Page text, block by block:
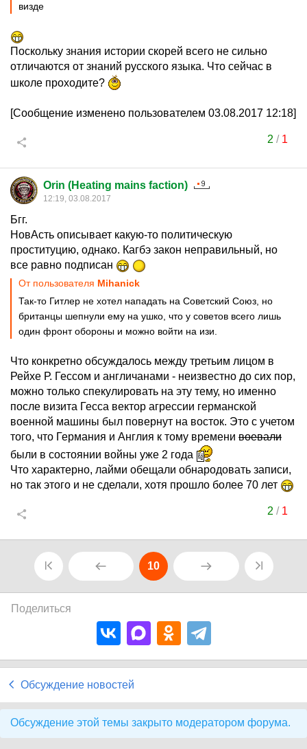
визде
Поскольку знания истории скорей всего не сильно
отличаются от знаний русского языка. Что сейчас в
школе проходите?
[Сообщение изменено пользователем 03.08.2017 12:18]
2 / 1
Orin (Heating mains faction)
12:19, 03.08.2017
Бгг.
НовАсть описывает какую-то политическую
проституцию, однако. Кагбэ закон неправильный, но
все равно подписан
От пользователя Mihanick
Так-то Гитлер не хотел нападать на Советский Союз, но
британцы шепнули ему на ушко, что у советов всего лишь
один фронт обороны и можно войти на изи.
Что конкретно обсуждалось между третьим лицом в
Рейхе Р. Гессом и англичанами - неизвестно до сих пор,
можно только спекулировать на эту тему, но именно
после визита Гесса вектор агрессии германской
военной машины был повернут на восток. Это с учетом
того, что Германия и Англия к тому времени воевали
были в состоянии войны уже 2 года
Что характерно, лайми обещали обнародовать записи,
но так этого и не сделали, хотя прошло более 70 лет
2 / 1
10
Поделиться
Обсуждение новостей
Обсуждение этой темы закрыто модератором форума.